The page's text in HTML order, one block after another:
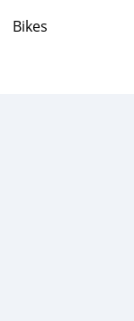
Bikes